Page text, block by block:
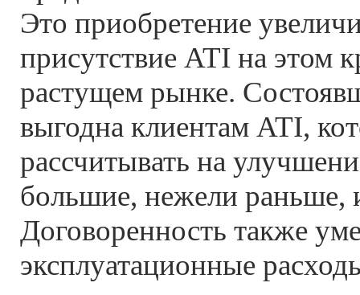
Это приобретение
присутствие ATI на этом
растущем рынке.
выгодна клиентам ATI,
рассчитывать на
большие, нежели раньше,
Договоренность также
эксплуатационные